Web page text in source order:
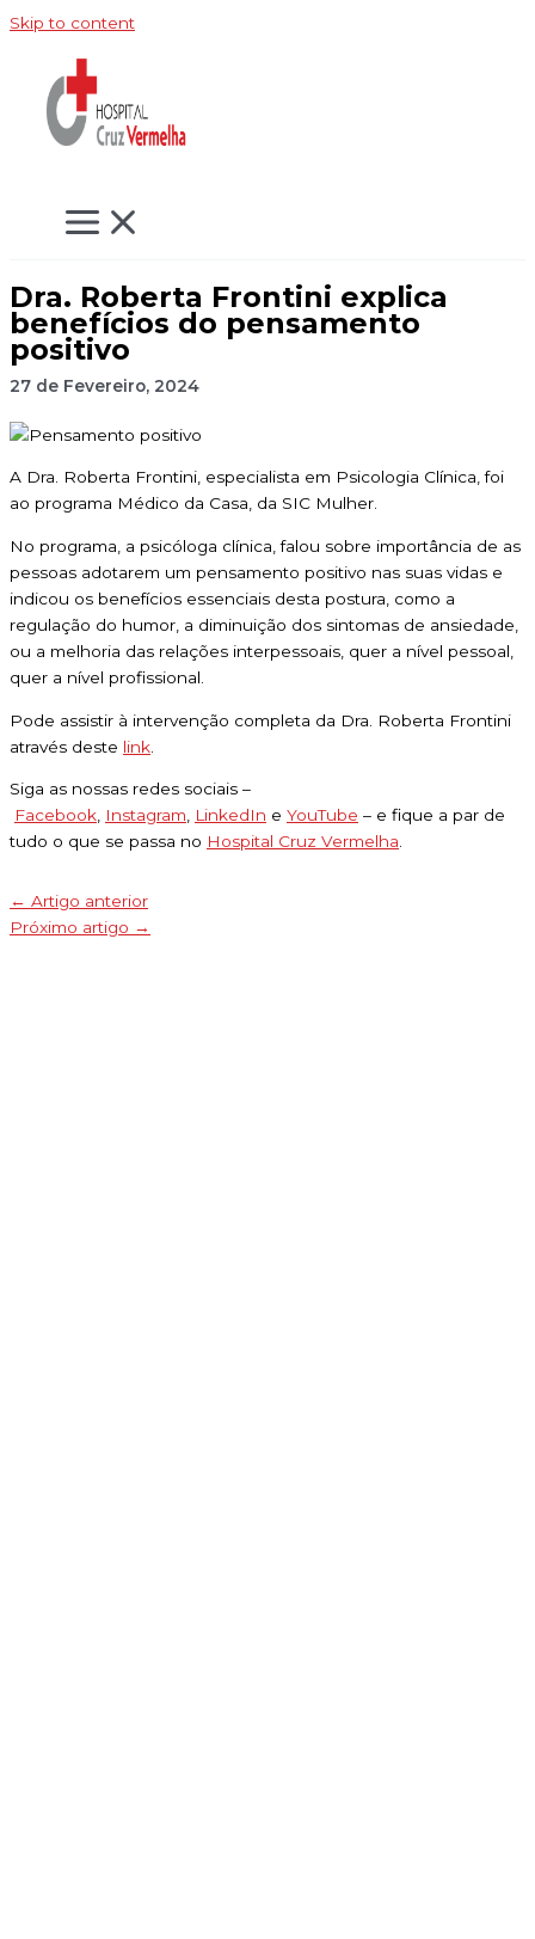
Skip to content
Dra. Roberta Frontini explica
benefícios do pensamento
positivo
27 de Fevereiro, 2024
A Dra. Roberta Frontini, especialista em Psicologia Clínica, foi
ao programa Médico da Casa, da SIC Mulher.
No programa, a psicóloga clínica, falou sobre importância de as
pessoas adotarem um pensamento positivo nas suas vidas e
indicou os benefícios essenciais desta postura, como a
regulação do humor, a diminuição dos sintomas de ansiedade,
ou a melhoria das relações interpessoais, quer a nível pessoal,
quer a nível profissional.
Pode assistir à intervenção completa da Dra. Roberta Frontini
através deste link
Siga as nossas redes sociais –
Facebook, Instagram, LinkedIn e YouTube – e fique a par de
tudo o que se passa no Hospital Cruz Vermelha.
← Artigo anterior
Próximo artigo →